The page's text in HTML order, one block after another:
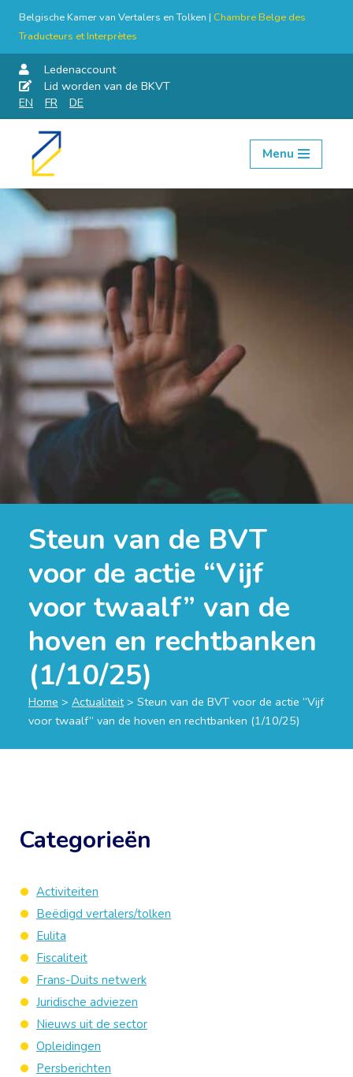
Belgische Kamer van Vertalers en Tolken | Chambre Belge des
Traducteurs et Interprètes
Ledenaccount
Lid worden van de BKVT
EN
FR DE
Skip
content
Menu
Steun van de BVT
voor de actie “Vijf
voor twaalf” van de
hoven en rechtbanken
(1/10/25)
Home > Actualiteit> Steun van de BVT voor de actie “Vijf
voor twaalf” van de hoven en rechtbanken (1/10/25)
Categorieën
Activiteiten
Beëdigd vertalers/tolken
Eulita
Fiscaliteit
Frans-Duits netwerk
Juridische adviezen
Nieuws uit de sector
Opleidingen
Persberichten